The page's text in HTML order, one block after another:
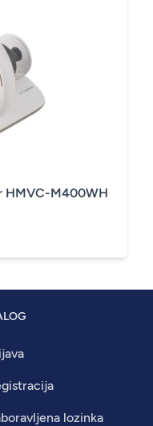
HMVC-M400WH
lozinka